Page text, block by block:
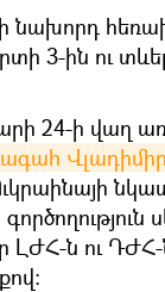
նախորդ
3-ին ու
24-ի վաղ
ԼԺՀ-ն ու ԴԺՀ-